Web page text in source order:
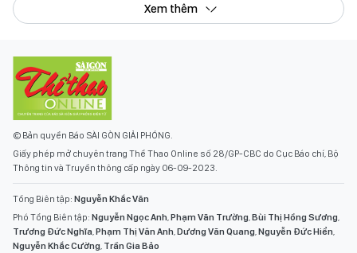
Xem thêm
© Bản quyền Báo SÀI GÒN GIẢI PHÓNG.
Giấy phép mở chuyên trang Thể Thao Online số 28/GP-CBC do Cục Báo chí, Bộ
Thông tin và Truyền thông cấp ngày 06-09-2023.
Tổng Biên tập: Nguyễn Khắc Văn
Phó Tổng Biên tập: Nguyễn Ngọc Anh Phạm Văn Trường Bùi Thị Hồng Sương
Trương Đức Nghĩa Phạm Thị Vân Anh Dương Văn Quang Nguyễn Đức Hiển
Nguyễn Khắc Cường Trần Gia Bảo